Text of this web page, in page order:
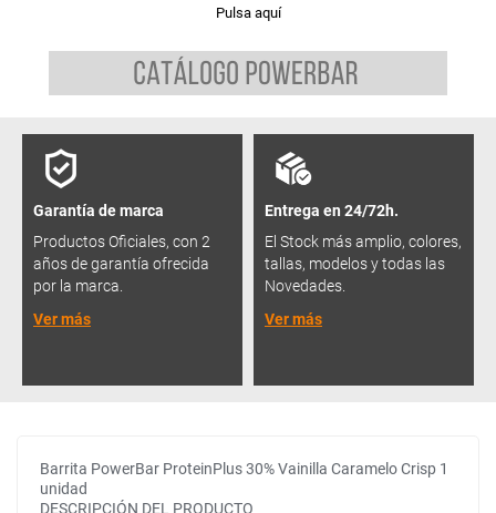
Pulsa aquí
Garantía de marca
Productos Oficiales, con 2
años de garantía ofrecida
por la marca.
Ver más
Entrega en 24/72h.
El Stock más amplio, colores,
tallas, modelos y todas las
Novedades.
Ver más
Barrita PowerBar ProteinPlus 30% Vainilla Caramelo Crisp 1
unidad
DESCRIPCIÓN DEL PRODUCTO